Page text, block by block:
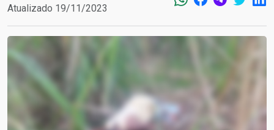
Atualizado 19/11/2023